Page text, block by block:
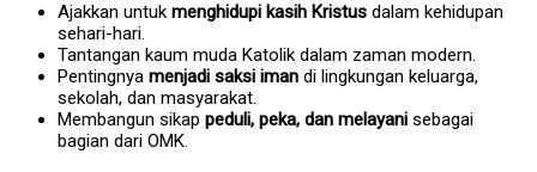
Ajakkan untuk menghidupi kasih Kristus dalam kehidupan
sehari-hari.
Tantangan kaum muda Katolik dalam zaman modern.
Pentingnya menjadi saksi iman di lingkungan keluarga,
sekolah, dan masyarakat.
Membangun sikap peduli, peka, dan melayani sebagai
bagian dari OMK.